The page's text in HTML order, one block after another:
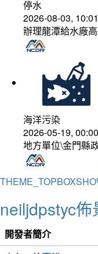
停水
2026-08-03,
辦理龍潭給水廠
海洋污染
2026-05-19,
地方單位\金門縣
neiljdpstyc
開發者簡介